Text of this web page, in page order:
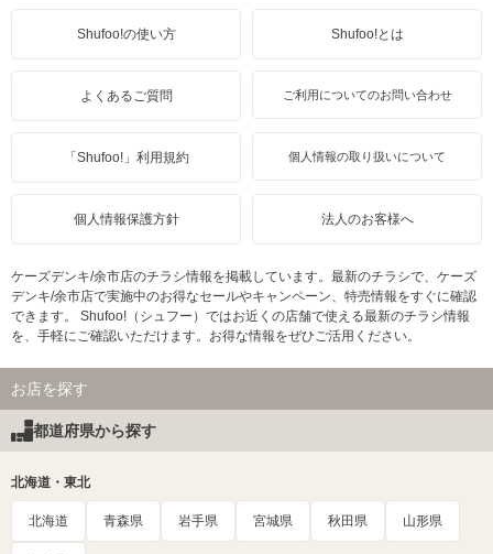
Shufoo!の使い方 Shufoo!とは
よくあるご質問 ご利用についてのお問い合わせ
「Shufoo!」利用規約 個人情報の取り扱いについて
個人情報保護方針 法人のお客様へ
ケーズデンキ/余市店のチラシ情報を掲載しています。最新のチラシで、ケーズ
デンキ/余市店で実施中のお得なセールやキャンペーン、特売情報をすぐに確認
できます。 Shufoo!（シュフー）ではお近くの店舗で使える最新のチラシ情報
を、手軽にご確認いただけます。お得な情報をぜひご活用ください。
お店を探す
都道府県から探す
北海道・東北
北海道 青森県 岩手県 宮城県 秋田県 山形県